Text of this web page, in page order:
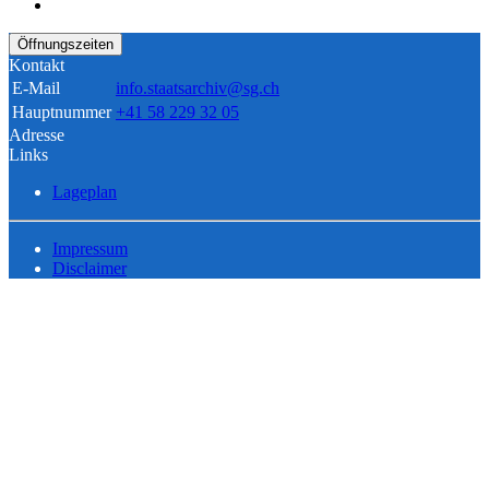
Öffnungszeiten
Kontakt
E-Mail
info.staatsarchiv@sg.ch
Hauptnummer +41 58 229 32 05
Adresse
Links
Lageplan
Impressum
Disclaimer